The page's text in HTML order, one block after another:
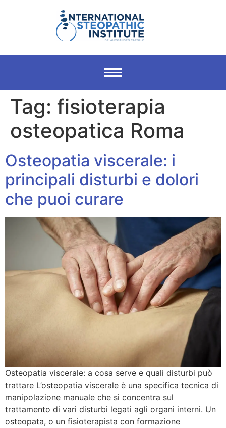
Tag: fisioterapia
osteopatica Roma
Osteopatia viscerale: i
principali disturbi e dolori
che puoi curare
Osteopatia viscerale: a cosa serve e quali disturbi può
trattare L’osteopatia viscerale è una specifica tecnica di
manipolazione manuale che si concentra sul
trattamento di vari disturbi legati agli organi interni. Un
osteopata, o un fisioterapista con formazione